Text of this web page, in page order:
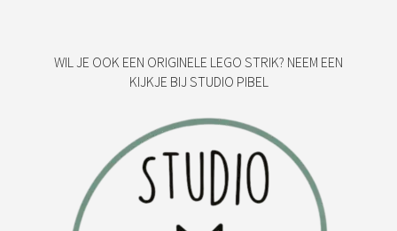
WIL JE OOK EEN ORIGINELE LEGO STRIK? NEEM EEN
KIJKJE BIJ STUDIO PIBEL